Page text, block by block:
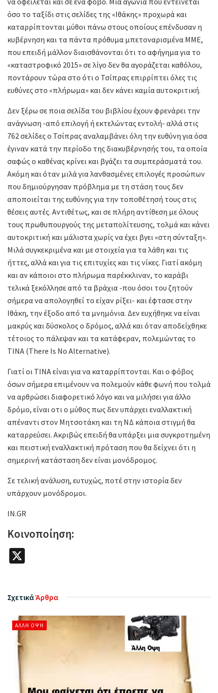
όσο το ταξίδι στις σελίδες της «Ιθάκης» προχωρά και
καταρρίπτονται μύθοι πάνω στους οποίους επένδυσαν η
κυβέρνηση και τα πάντα πρόθυμα μπετοναρισμένα ΜΜΕ,
που επειδή μάλλον διαισθάνονται ότι το αφήγημα για το
«καταστροφικό 2015» σε λίγο δεν θα αγοράζεται καθόλου,
ποντάρουν τώρα στο ότι ο Τσίπρας επιρρίπτει όλες τις
ευθύνες στο «πλήρωμα» και δεν κάνει καμία αυτοκριτική.
Δεν ξέρω σε ποια σελίδα του βιβλίου έχουν φρενάρει την
ανάγνωση -από επιλογή ή εκτελώντας εντολή- αλλά στις
762 σελίδες ο Τσίπρας αναλαμβάνει όλη την ευθύνη για όσα
έγιναν κατά την περίοδο της διακυβέρνησής του, τα οποία
σαφώς ο καθένας κρίνει και βγάζει τα συμπεράσματά του.
Ακόμη και όταν μιλά για λανθασμένες επιλογές προσώπων
που δημιούργησαν πρόβλημα με τη στάση τους δεν
αποποιείται της ευθύνης για την τοποθέτησή τους στις
θέσεις αυτές. Αντιθέτως, και σε πλήρη αντίθεση με όλους
τους πρωθυπουργούς της μεταπολίτευσης, τολμά και κάνει
αυτοκριτική και μάλιστα χωρίς να έχει βγει «στη σύνταξη».
Μιλά συγκεκριμένα και με στοιχεία για τα λάθη και τις
ήττες, αλλά και για τις επιτυχίες και τις νίκες. Γιατί ακόμη
και αν κάποιοι στο πλήρωμα παρέκκλιναν, το καράβι
τελικά ξεκόλλησε από τα βράχια -που όσοι του ζητούν
σήμερα να απολογηθεί το είχαν ρίξει- και έφτασε στην
Ιθάκη, την έξοδο από τα μνημόνια. Δεν ευχήθηκε να είναι
μακρύς και δύσκολος ο δρόμος, αλλά και όταν αποδείχθηκε
τέτοιος το πάλεψαν και τα κατάφεραν, πολεμώντας το
ΤΙΝΑ (There Is No Alternative).
Γιατί οι ΤΙΝΑ είναι για να καταρρίπτονται. Και ο φόβος
όσων σήμερα επιμένουν να πολεμούν κάθε φωνή που τολμά
να αρθρώσει διαφορετικό λόγο και να μιλήσει για άλλο
δρόμο, είναι οτι ο μύθος πως δεν υπάρχει εναλλακτική
απέναντι στον Μητσοτάκη και τη ΝΔ κάποια στιγμή θα
καταρρεύσει. Ακριβώς επειδή θα υπάρξει μια συγκροτημένη
και πειστική εναλλακτική πρόταση που θα δείχνει ότι η
σημερινή κατάσταση δεν είναι μονόδρομος.
Σε τελική ανάλυση, ευτυχώς, ποτέ στην ιστορία δεν
υπάρχουν μονόδρομοι.
IN.GR
Κοινοποίηση:
ΣχετικάΆρθρα
ΆΛΛΗ ΌΨΗ